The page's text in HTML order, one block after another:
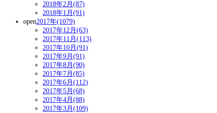
2018年2月(87)
2018年1月(91)
open2017年(1079)
2017年12月(63)
2017年11月(113)
2017年10月(91)
2017年9月(91)
2017年8月(90)
2017年7月(85)
2017年6月(112)
2017年5月(68)
2017年4月(88)
2017年3月(109)